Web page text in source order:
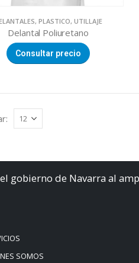
, PLASTICO, UTILLAJE
Delantal Poliuretano
Consultar precio
gobierno de Navarra al
SOMOS